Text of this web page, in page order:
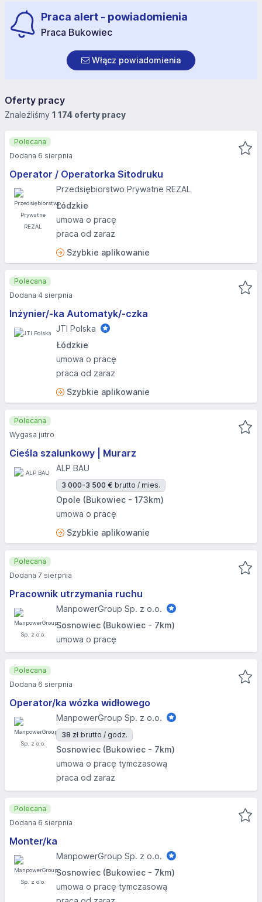
Praca alert - powiadomienia
Praca Bukowiec
Włącz powiadomienia
Oferty pracy
Znaleźliśmy 1 174 oferty pracy
Operator / Operatorka Sitodruku
Przedsiębiorstwo Prywatne REZAL
Łódzkie
umowa o pracę
praca od zaraz
Szybkie aplikowanie
Polecana
Dodana 6 sierpnia
Inżynier/-ka Automatyk/-czka
JTI Polska
Łódzkie
umowa o pracę
praca od zaraz
Szybkie aplikowanie
Polecana
Dodana 4 sierpnia
Cieśla szalunkowy | Murarz
ALP BAU
3 000-3 500 € brutto / mies.
Opole (Bukowiec - 173km)
umowa o pracę
Szybkie aplikowanie
Polecana
Wygasa jutro
Pracownik utrzymania ruchu
ManpowerGroup Sp. z o.o.
Sosnowiec (Bukowiec - 7km)
umowa o pracę
Polecana
Dodana 7 sierpnia
Operator/ka wózka widłowego
ManpowerGroup Sp. z o.o.
38 zł brutto / godz.
Sosnowiec (Bukowiec - 7km)
umowa o pracę tymczasową
praca od zaraz
Polecana
Dodana 6 sierpnia
Monter/ka
ManpowerGroup Sp. z o.o.
Sosnowiec (Bukowiec - 7km)
umowa o pracę tymczasową
Polecana
Dodana 6 sierpnia